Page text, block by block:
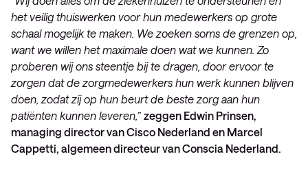
het veilig thuiswerken voor hun medewerkers op grote
schaal mogelijk te maken. We zoeken soms de grenzen op,
want we willen het maximale doen wat we kunnen. Zo
proberen wij ons steentje bij te dragen, door ervoor te
zorgen dat de zorgmedewerkers hun werk kunnen blijven
doen, zodat zij op hun beurt de beste zorg aan hun
patiënten kunnen leveren,” zeggen Edwin Prinsen,
managing director van Cisco Nederland en Marcel
Cappetti, algemeen directeur van Conscia Nederland.